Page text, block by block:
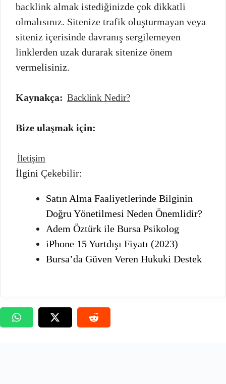
backlink almak istediğinizde çok dikkatli
olmalısınız. Sitenize trafik oluşturmayan veya
siteniz içerisinde davranış sergilemeyen
linklerden uzak durarak sitenize önem
vermelisiniz.
Kaynakça: Backlink Nedir?
Bize ulaşmak için:
İletişim
İlgini Çekebilir:
Satın Alma Faaliyetlerinde Bilginin
Doğru Yönetilmesi Neden Önemlidir?
Adem Öztürk ile Bursa Psikolog
iPhone 15 Yurtdışı Fiyatı (2023)
Bursa’da Güven Veren Hukuki Destek